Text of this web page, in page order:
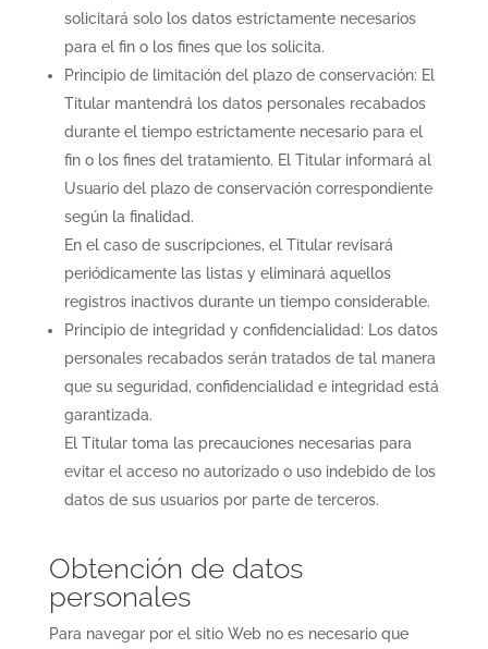
solicitará solo los datos estrictamente necesarios
para el fin o los fines que los solicita.
Principio de limitación del plazo de conservación: El
Titular mantendrá los datos personales recabados
durante el tiempo estrictamente necesario para el
fin o los fines del tratamiento. El Titular informará al
Usuario del plazo de conservación correspondiente
según la finalidad.
En el caso de suscripciones, el Titular revisará
periódicamente las listas y eliminará aquellos
registros inactivos durante un tiempo considerable.
Principio de integridad y confidencialidad: Los datos
personales recabados serán tratados de tal manera
que su seguridad, confidencialidad e integridad está
garantizada.
El Titular toma las precauciones necesarias para
evitar el acceso no autorizado o uso indebido de los
datos de sus usuarios por parte de terceros.
Obtención de datos
personales
Para navegar por el sitio Web no es necesario que